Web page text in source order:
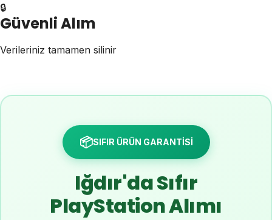
🔒
Güvenli Alım
Verileriniz tamamen silinir
📦SIFIR ÜRÜN GARANTİSİ
Iğdır'da Sıfır
PlayStation Alımı